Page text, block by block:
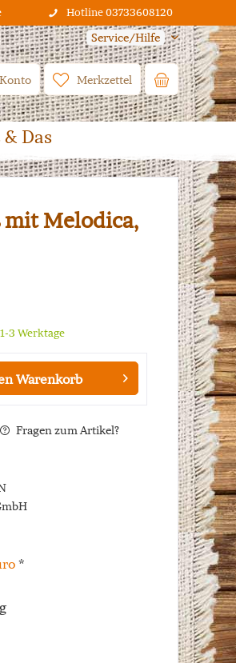
Hotline 03733608120
Service/Hilfe
Merkzettel
Das
mit Melodica,
3 Werktage
Warenkorb
Fragen zum Artikel?
*